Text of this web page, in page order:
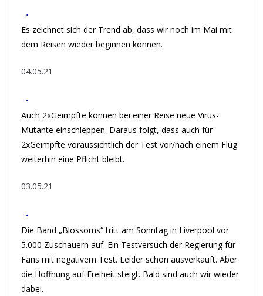
•
Es zeichnet sich der Trend ab, dass wir noch im Mai mit
dem Reisen wieder beginnen können.
04.05.21
•
Auch 2xGeimpfte können bei einer Reise neue Virus-
Mutante einschleppen. Daraus folgt, dass auch für
2xGeimpfte voraussichtlich der Test vor/nach einem Flug
weiterhin eine Pflicht bleibt.
03.05.21
•
Die Band „Blossoms“ tritt am Sonntag in Liverpool vor
5.000 Zuschauern auf. Ein Testversuch der Regierung für
Fans mit negativem Test. Leider schon ausverkauft. Aber
die Hoffnung auf Freiheit steigt. Bald sind auch wir wieder
dabei.